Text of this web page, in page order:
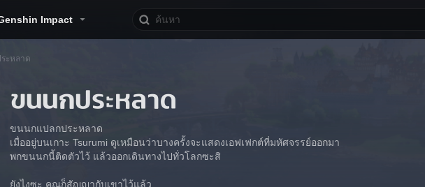
Impact
ะหลาด
ขนนกประหลาด
ขนนกแปลกประหลาด
เมื่ออยู่บนเกาะ Tsurumi ดูเหมือนว่าบางครั้งจะแสดงเอฟเฟกต์ที่มหัศจรรย์ออกมา
พกขนนกนี้ติดตัวไว้ แล้วออกเดินทางไปทั่วโลกซะสิ
ยังไงซะ คุณก็สัญญากับเขาไว้แล้ว